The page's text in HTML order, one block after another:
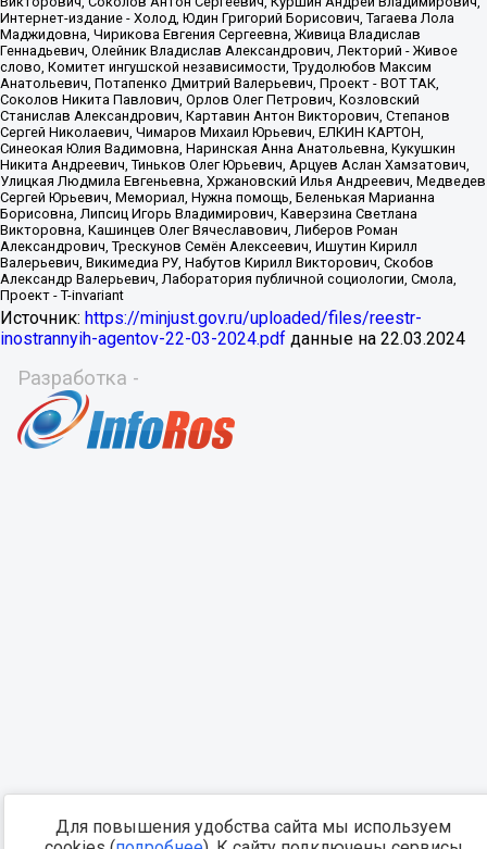
Источник: https://minjust.gov.ru/uploaded/files/reestr-
inostrannyih-agentov-22-03-2024.pdf данные на 22.03.2024
Разработка -
Для повышения удобства сайта мы используем